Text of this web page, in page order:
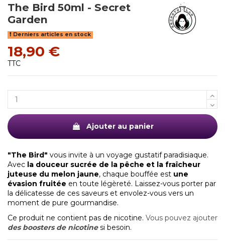
The Bird 50ml - Secret
Garden
Derniers articles en stock
18,90 €
TTC
Ajouter au panier
"The Bird" vous invite à un voyage gustatif paradisiaque.
Avec la douceur sucrée de la pêche et la fraîcheur
juteuse du melon jaune, chaque bouffée est une
évasion fruitée en toute légèreté. Laissez-vous porter par
la délicatesse de ces saveurs et envolez-vous vers un
moment de pure gourmandise.
Ce produit ne contient pas de nicotine. Vous pouvez ajouter
des boosters de nicotine si besoin.